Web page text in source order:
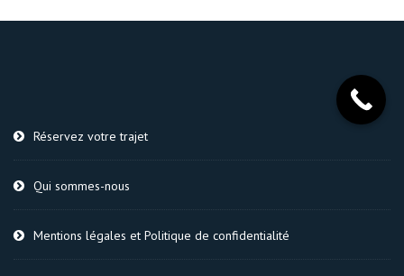
Réservez votre trajet
Qui sommes-nous
Mentions légales et Politique de confidentialité